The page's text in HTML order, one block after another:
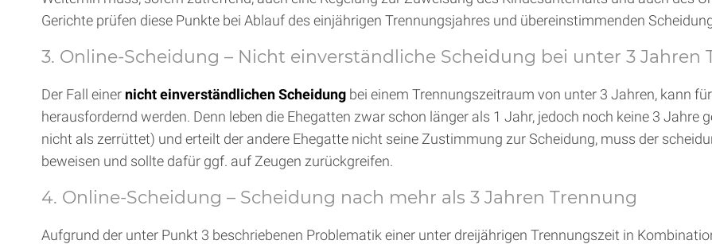
Gerichte prüfen diese Punkte bei Ablauf des einjährigen Trennungsjahres und übereinstimmenden
3. Online-Scheidung – Nicht einverständliche Scheidung bei unter 3 Jahren
Der Fall einer nicht einverständlichen Scheidung bei einem Trennungszeitraum von unter 3 Jahren, kann
herausfordernd werden. Denn leben die Ehegatten zwar schon länger als 1 Jahr, jedoch noch keine 3 Jahre
nicht als zerrüttet) und erteilt der andere Ehegatte nicht seine Zustimmung zur Scheidung, muss der
beweisen und sollte dafür ggf. auf Zeugen zurückgreifen.
4. Online-Scheidung – Scheidung nach mehr als 3 Jahren Trennung
Aufgrund der unter Punkt 3 beschriebenen Problematik einer unter dreijährigen Trennungszeit in